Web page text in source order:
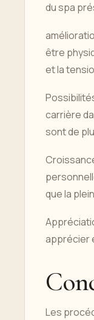
du spa
être
et la
carrière
sont de
que la
apprécier
Les